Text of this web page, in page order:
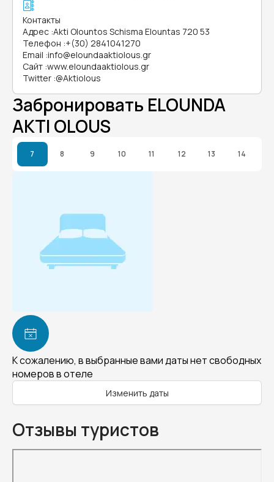
Контакты
Адрес :Akti Olountos Schisma Elountas 720 53
Телефон :+(30) 2841041270
Email :info@eloundaaktiolous.gr
Сайт :www.eloundaaktiolous.gr
Twitter :@Aktiolous
Забронировать ELOUNDA
AKTI OLOUS
7 8 9 10 11 12 13 14
К сожалению, в выбранные вами даты нет свободных
номеров в отеле
Изменить даты
Отзывы туристов